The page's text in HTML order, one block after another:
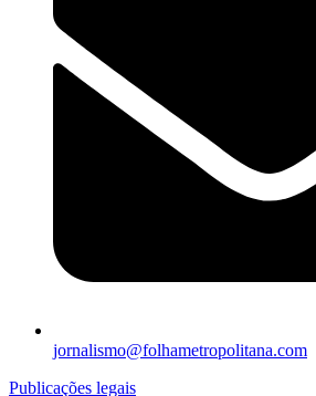
jornalismo@folhametropolitana.com
Publicações legais